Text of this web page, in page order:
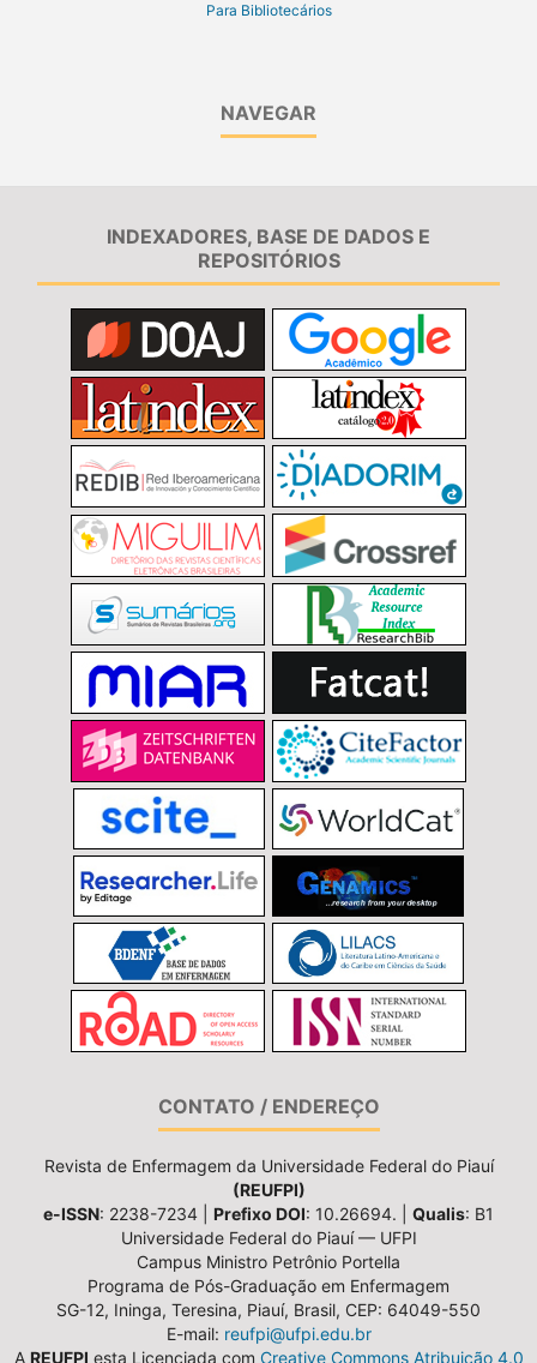
Para Bibliotecários
NAVEGAR
INDEXADORES, BASE DE DADOS E
REPOSITÓRIOS
CONTATO / ENDEREÇO
Revista de Enfermagem da Universidade Federal do Piauí
(REUFPI)
e-ISSN: 2238-7234 | Prefixo DOI: 10.26694. | Qualis: B1
Universidade Federal do Piauí — UFPI
Campus Ministro Petrônio Portella
Programa de Pós-Graduação em Enfermagem
SG-12, Ininga, Teresina, Piauí, Brasil, CEP: 64049-550
E-mail: reufpi@ufpi.edu.br
A REUFPI esta Licenciada com Creative Commons Atribuição 4.0